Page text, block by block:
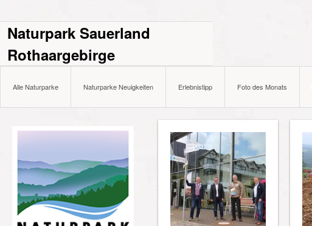
Naturpark Sauerland
Rothaargebirge
Alle Naturparke Naturparke Neuigkeiten Erlebnistipp Foto des Monats